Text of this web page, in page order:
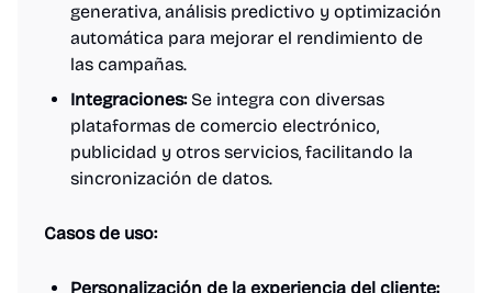
generativa, análisis predictivo y optimización
automática para mejorar el rendimiento de
las campañas.
Integraciones:Se integra con diversas
plataformas de comercio electrónico,
publicidad y otros servicios, facilitando la
sincronización de datos.
Casos de uso:
Personalización de la experiencia del cliente: